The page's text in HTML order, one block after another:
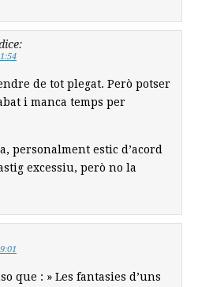
de tot plegat. Però potser
i manca temps per
personalment estic d’acord
excessiu, però no la
que : » Les fantasies d’uns